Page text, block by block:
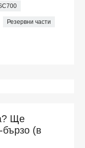
Резервни части
Ще
(в